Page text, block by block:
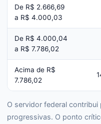
De R$ 2.666,69
a R$ 4.000,03
De R$ 4.000,04
a R$ 7.786,02
Acima de R$
7.786,02
O servidor federal contribui
progressivas. O ponto